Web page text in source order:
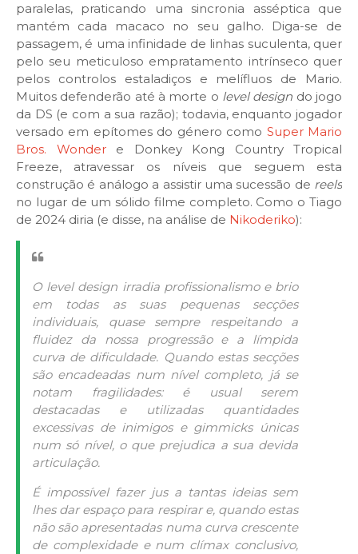
paralelas, praticando uma sincronia asséptica que
mantém cada macaco no seu galho. Diga-se de
passagem, é uma infinidade de linhas suculenta, quer
pelo seu meticuloso empratamento intrínseco quer
pelos controlos estaladiços e melífluos de Mario.
Muitos defenderão até à morte o level design do jogo
da DS (e com a sua razão); todavia, enquanto jogador
versado em epítomes do género como Super Mario
Bros. Wondere Donkey Kong Country Tropical
Freeze, atravessar os níveis que seguem esta
construção é análogo a assistir uma sucessão de reels
no lugar de um sólido filme completo. Como o Tiago
de 2024 diria (e disse, na análise de Nikoderiko):
O level design irradia profissionalismo e brio
em todas as suas pequenas secções
individuais, quase sempre respeitando a
fluidez da nossa progressão e a límpida
curva de dificuldade. Quando estas secções
são encadeadas num nível completo, já se
notam fragilidades: é usual serem
destacadas e utilizadas quantidades
excessivas de inimigos e gimmicks únicas
num só nível, o que prejudica a sua devida
articulação.
É impossível fazer jus a tantas ideias sem
lhes dar espaço para respirar e, quando estas
não são apresentadas numa curva crescente
de complexidade e num clímax conclusivo,